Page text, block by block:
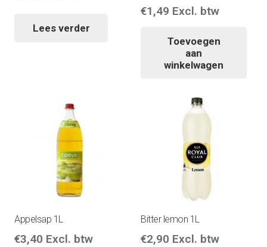
Lees verder
€1,49 Excl. btw
Toevoegen
aan
winkelwagen
Appelsap 1L
€3,40 Excl. btw
Bitter lemon 1L
€2,90 Excl. btw